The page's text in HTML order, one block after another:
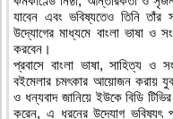
যাবেন এবং ভবিষ্যতেও তিনি তাঁর
উদ্যোগের মাধ্যমে বাংলা ভাষা ও
করবেন।
প্রবাসে বাংলা ভাষা, সাহিত্য ও
বইমেলার চমৎকার আয়োজন করায়
ও ধন্যবাদ জানিয়ে ইউকে বিডি
করেন, এ ধরনের উদ্যোগ ভবিষ্যৎ